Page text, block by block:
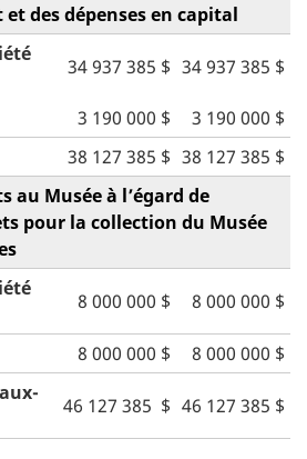
des dépenses en capital
34 937 385 $ 34 937 385 $
3 190 000 $
3 190 000 $
38 127 385 $ 38 127 385 $
au Musée à l’égard de
pour la collection du Musée
8 000 000 $ 8 000 000 $
8 000 000 $
8 000 000 $
46 127 385 $ 46 127 385 $